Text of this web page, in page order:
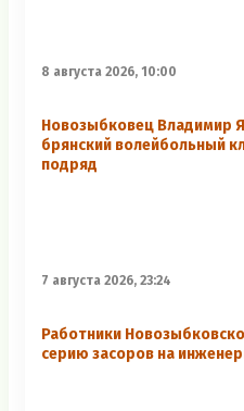
8 августа 2026, 10:00
Новозыбковец Владимир
брянский волейбольный
подряд
7 августа 2026, 23:24
Работники
серию засоров на